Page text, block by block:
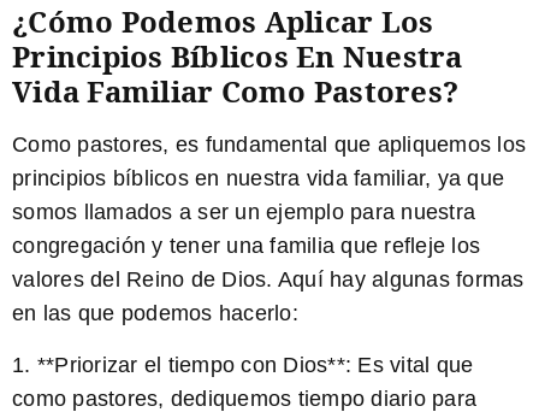
¿Cómo Podemos Aplicar Los
Principios Bíblicos En Nuestra
Vida Familiar Como Pastores?
Como pastores, es fundamental que apliquemos los
principios bíblicos en nuestra vida familiar, ya que
somos llamados a ser un ejemplo para nuestra
congregación y tener una familia que refleje los
valores del Reino de Dios. Aquí hay algunas formas
en las que podemos hacerlo:
1. **Priorizar el tiempo con Dios**: Es vital que
como pastores, dediquemos tiempo diario para